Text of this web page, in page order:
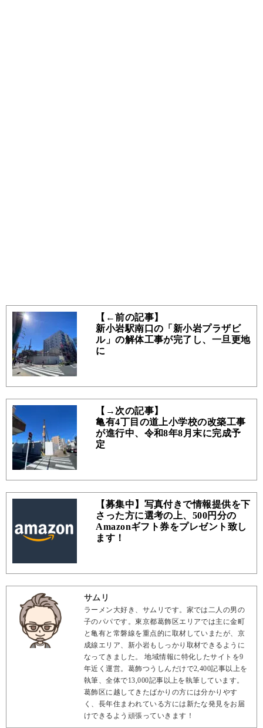
【←前の記事】
新小岩駅南口の「新小岩プラザビ
ル」の解体工事が完了し、一旦更地
に
【→次の記事】
亀有4丁目の道上小学校の改築工事
が進行中、令和8年8月末に完成予
定
【募集中】写真付きで情報提供を下
さった方に選考の上、500円分の
Amazonギフト券をプレゼント致し
ます！
サムリ
ラーメン大好き、サムリです。家では二人の男の
子のパパです。東京都葛飾区エリアでは主に金町
と亀有と常磐線を重点的に取材していまたが、京
成線エリア、新小岩もしっかり取材できるように
なってきました。 地域情報に特化したサイトを9
年近く運営。葛飾つうしんだけで2,400記事以上を
執筆、全体で13,000記事以上を執筆しています。
葛飾区に越してきたばかりの方には分かりやす
く、長年住まわれている方には新たな発見をお届
けできるよう頑張っていきます！